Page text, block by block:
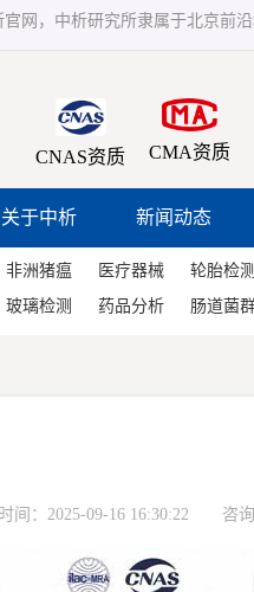
网，中析研究所隶属于北京前沿
CNAS资质 CMA资质
关于中析 新闻动态
非洲猪瘟 医疗器械
轮胎检测
玻璃检测
药品分析 肠道菌
间：2025-09-16 16:30:22 咨询